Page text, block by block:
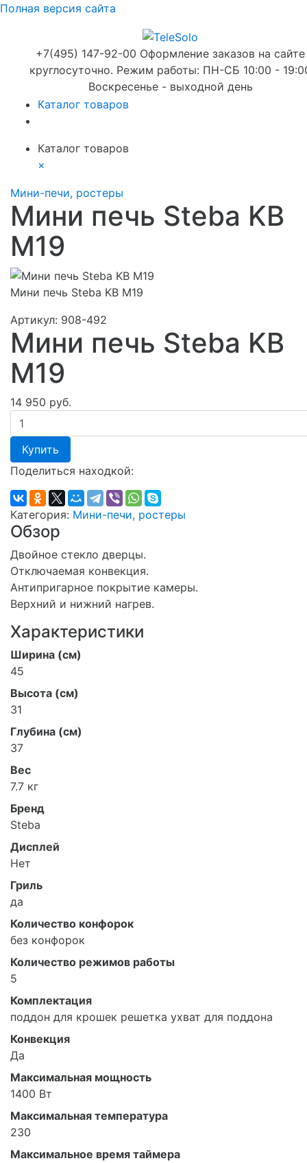
Полная версия сайта
+7(495) 147-92-00 Оформление заказов на сайте
круглосуточно. Режим работы: ПН-СБ 10:00 -
Воскресенье - выходной день
Каталог товаров
Каталог товаров
×
Мини-печи, ростеры
Мини печь Steba KB
M19
Мини печь Steba KB M19
Артикул: 908-492
Мини печь Steba KB
M19
14 950 руб.
Купить
Поделиться находкой:
Категория: Мини-печи, ростеры
Обзор
Двойное стекло дверцы.
Отключаемая конвекция.
Антипригарное покрытие камеры.
Верхний и нижний нагрев.
Характеристики
Ширина (см)
45
Высота (см)
31
Глубина (см)
37
Вес
7.7 кг
Бренд
Steba
Дисплей
Нет
Гриль
да
Количество конфорок
без конфорок
Количество режимов работы
5
Комплектация
поддон для крошек решетка ухват для поддона
Конвекция
Да
Максимальная мощность
1400 Вт
Максимальная температура
230
Максимальное время таймера